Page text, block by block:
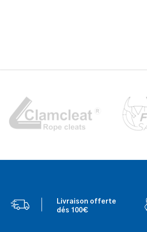
Livraison offerte
dés 100€